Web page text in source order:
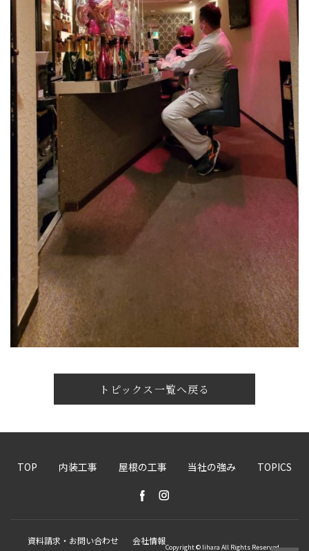
トピックス一覧へ戻る
TOP 内装工事 屋根の工事 当社の強み TOPICS
資料請求・お問い合わせ 会社情報
Copyright © Iihara All Rights Reserved.